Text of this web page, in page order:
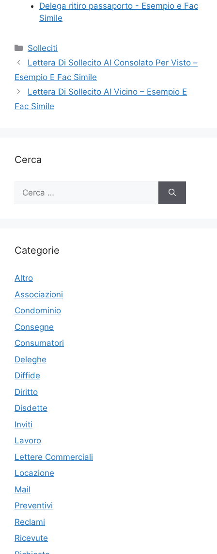
Delega ritiro passaporto - Esempio e Fac
Simile
Categorie
Solleciti
Lettera Di Sollecito Al Consolato Per Visto –
Esempio E Fac Simile
Lettera Di Sollecito Al Vicino – Esempio E
Fac Simile
Cerca
Ricerca
Categorie
Altro
Associazioni
Condominio
Consegne
Consumatori
Deleghe
Diffide
Diritto
Disdette
Inviti
Lavoro
Lettere Commerciali
Locazione
Mail
Preventivi
Reclami
Ricevute